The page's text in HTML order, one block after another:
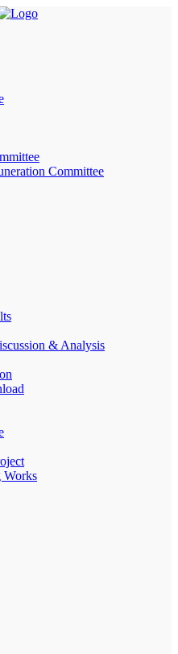
Committee
& Analysis
Works